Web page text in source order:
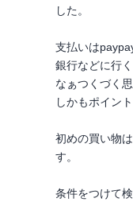
した。
支払いは
銀行などに行
なぁつくづく思
しかもポイン
初めの買い物
す。
条件をつけて